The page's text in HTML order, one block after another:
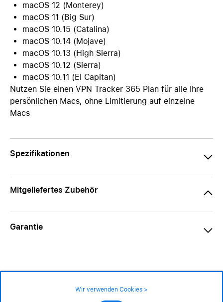
macOS 12 (Monterey)
macOS 11 (Big Sur)
macOS 10.15 (Catalina)
macOS 10.14 (Mojave)
macOS 10.13 (High Sierra)
macOS 10.12 (Sierra)
macOS 10.11 (El Capitan)
Nutzen Sie einen VPN Tracker 365 Plan für alle Ihre
persönlichen Macs, ohne Limitierung auf einzelne
Macs
Spezifikationen
Mitgeliefertes Zubehör
Garantie
Wir verwenden Cookies >